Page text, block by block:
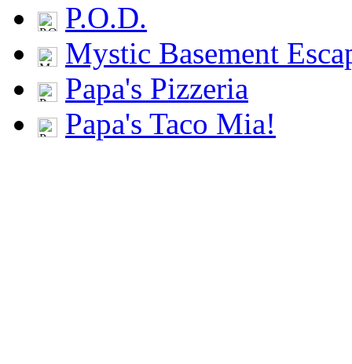
P.O.D.
Mystic Basement
Papa's Pizzeria
Papa's Taco Mia!